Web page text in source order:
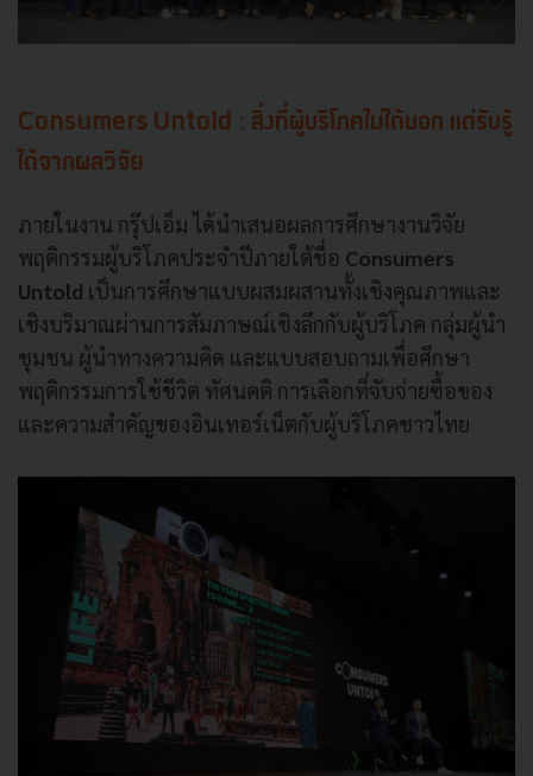
Consumers Untold : สิ่งที่ผู้บริโภคไม่ได้บอก แต่รับรู้
ได้จากผลวิจัย
ภายในงาน กรุ๊ปเอ็ม ได้นำเสนอผลการศึกษางานวิจัย
พฤติกรรมผู้บริโภคประจำปีภายใต้ชื่อ Consumers
Untold เป็นการศึกษาแบบผสมผสานทั้งเชิงคุณภาพและ
เชิงบริมาณผ่านการสัมภาษณ์เชิงลึกกับผู้บริโภค กลุ่มผู้นำ
ชุมชน ผู้นำทางความคิด และแบบสอบถามเพื่อศึกษา
พฤติกรรมการใช้ชีวิต ทัศนคติ การเลือกที่จับจ่ายซื้อของ
และความสำคัญของอินเทอร์เน็ตกับผู้บริโภคชาวไทย